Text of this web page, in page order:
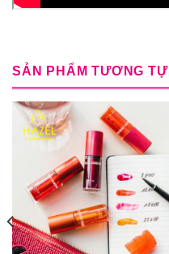
SẢN PHẨM TƯƠNG TỰ